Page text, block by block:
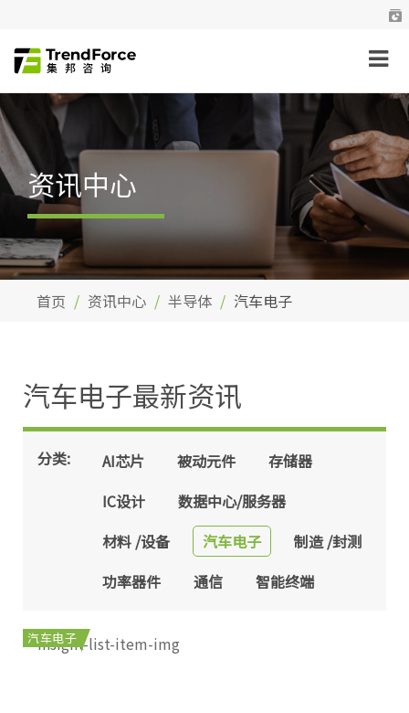
资讯中心
首页 资讯中心 半导体 汽车电子
汽车电子最新资讯
分类: AI芯片 被动元件
存储器
IC设计
数据中心/服务器
材料 /设备
汽车电子
制造 /封测
功率器件
通信 智能终端
汽车电子